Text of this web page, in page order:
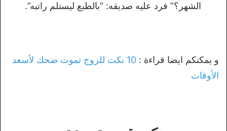
الشهر؟” فرد عليه صديقه: “بالطبع ليستلم راتبه”.
و يمكنكم ايضا قراءة :
10 نكت للزوج تموت ضحك لأسعد
الأوقات